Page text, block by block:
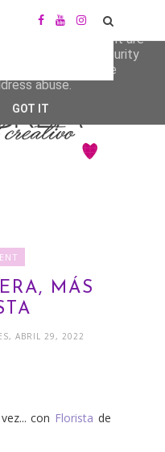
MÁS
ABRIL 29, 2022
con Florista de
to deliver its services
and user-agent are
and security
generate usage
abuse.
GOT IT